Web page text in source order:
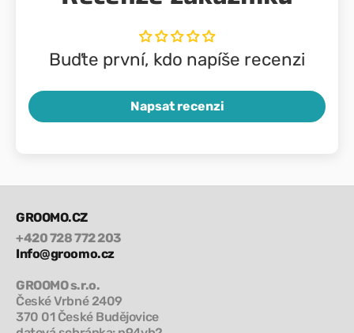
Buďte první, kdo napíše recenzi
Napsat recenzi
GROOMO.CZ
+420 728 772 203
Info@groomo.cz
GROOMO s.r.o.
České Vrbné 2409
370 01 České Budějovice